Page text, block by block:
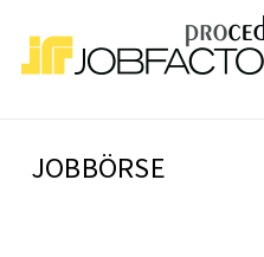
JOBBÖRSE